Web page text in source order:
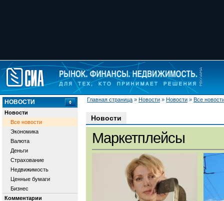
Главная страница » Новости » Новости » Все
НОВОСТИ
Новости
Все новости
Экономика
Валюта
Деньги
Страхование
Недвижимость
Ценные бумаги
Бизнес
Комментарии
Новости
Маркетплейсы